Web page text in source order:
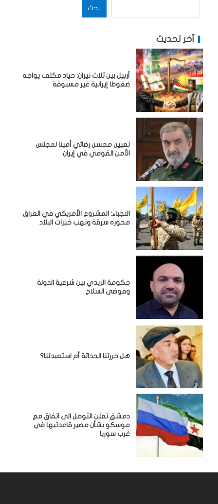
بحث
آخر تحديث
أربيل بين ثلاث نيران: حياد مكلف يواجه
ضغوطا إيرانية غير مسبوقة
تعيين محسن رضائي أمينا لمجلس
الأمن القومي في إيران
النجباء: المشروع الأمريكي في العراق
محوره سرقة ونهب خيرات البلاد
حكومة الزيدي بين شرعية الدولة
وفوضى السلاح
هل حررتنا الحداثة أم استعبدتنا؟
دمشق تعلن التوصل الى اتفاق مع
موسكو بشأن مصير قاعدتيها في
غرب سوريا